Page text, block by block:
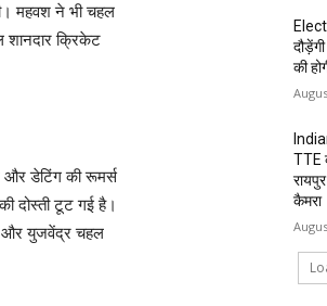
महवश ने भी चहल
शानदार क्रिकेट
डेटिंग की रूमर्स
दोस्ती टूट गई है।
और युजवेंद्र चहल
की
TTE
कैमरा